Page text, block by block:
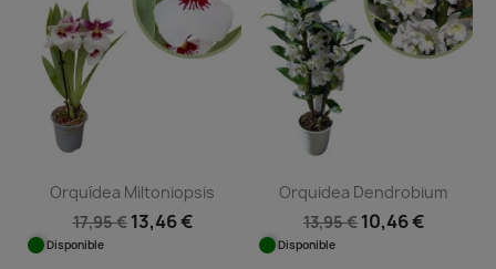
Orquídea Miltoniopsis
17,95 € 13,46 €
Disponible
Orquidea Dendrobium
13,95 € 10,46 €
Disponible